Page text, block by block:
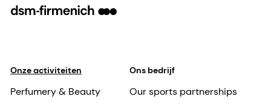
Onze activiteiten
Perfumery & Beauty
Ons bedrijf
Our sports partnerships